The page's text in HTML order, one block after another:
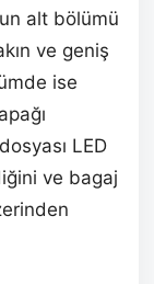
alt bölümü
ve geniş
ise
LED
ve bagaj